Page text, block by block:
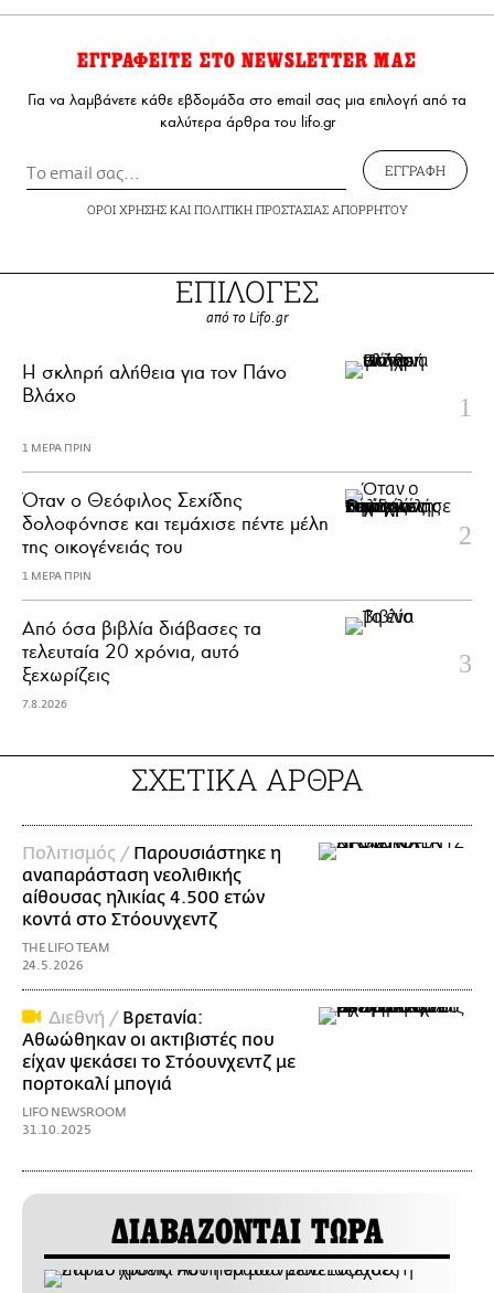
ΕΓΓΡΑΦΕΙΤΕ ΣΤΟ NEWSLETTER ΜΑΣ
Για να λαμβάνετε κάθε εβδομάδα στο email σας μια επιλογή από τα
καλύτερα άρθρα του lifo.gr
ΕΓΓΡΑΦΗ
ΟΡΟΙ ΧΡΗΣΗΣΚΑΙ ΠΟΛΙΤΙΚΗ ΠΡΟΣΤΑΣΙΑΣ ΑΠΟΡΡΗΤΟΥ
ΕΠΙΛΟΓΕΣ
από το Lifo.gr
H σκληρή αλήθεια για τον Πάνο
Βλάχο
1 ΜΕΡΑ ΠΡΙΝ
Όταν ο Θεόφιλος Σεχίδης
δολοφόνησε και τεμάχισε πέντε μέλη
της οικογένειάς του
1 ΜΕΡΑ ΠΡΙΝ
Από όσα βιβλία διάβασες τα
τελευταία 20 χρόνια, αυτό
ξεχωρίζεις
7.8.2026
ΣΧΕΤΙΚΑ ΑΡΘΡΑ
Πολιτισμός / Παρουσιάστηκε η
αναπαράσταση νεολιθικής
αίθουσας ηλικίας 4.500 ετών
κοντά στο Στόουνχεντζ
THE LIFO TEAM
24.5.2026
Διεθνή / Βρετανία:
Αθωώθηκαν οι ακτιβιστές που
είχαν ψεκάσει το Στόουνχεντζ με
πορτοκαλί μπογιά
LIFO NEWSROOM
31.10.2025
ΔΙΑΒΑΖΟΝΤΑΙ ΤΩΡΑ